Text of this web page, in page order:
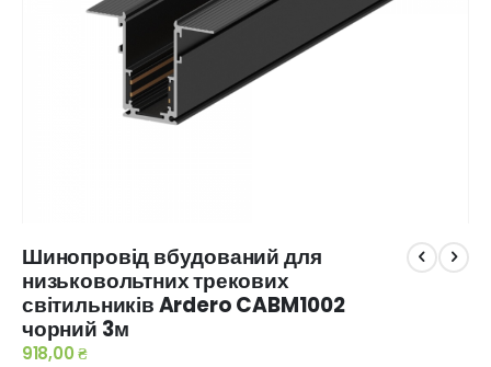
до
початку
галереї
зображень
Шинопровід вбудований для
низьковольтних трекових
світильників Ardero CABM1002
чорний 3м
918,00 ₴